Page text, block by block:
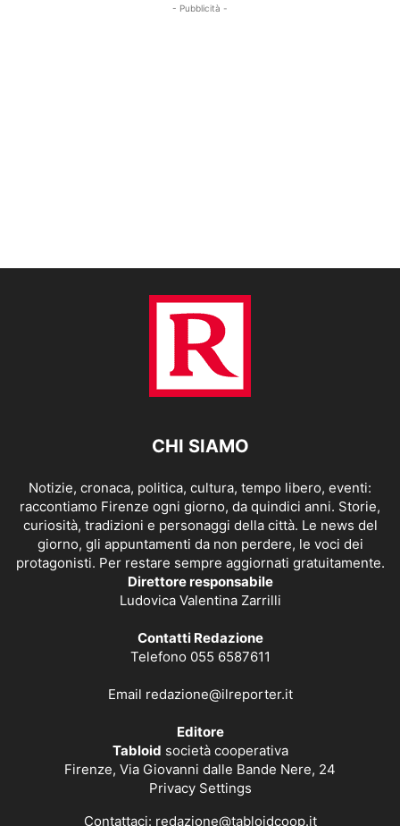
- Pubblicità -
CHI SIAMO
Notizie, cronaca, politica, cultura, tempo libero, eventi:
raccontiamo Firenze ogni giorno, da quindici anni. Storie,
curiosità, tradizioni e personaggi della città. Le news del
giorno, gli appuntamenti da non perdere, le voci dei
protagonisti. Per restare sempre aggiornati gratuitamente.
Direttore responsabile
Ludovica Valentina Zarrilli
Contatti Redazione
Telefono 055 6587611
Email redazione@ilreporter.it
Editore
Tabloid società cooperativa
Firenze, Via Giovanni dalle Bande Nere, 24
Privacy Settings
Contattaci: redazione@tabloidcoop.it